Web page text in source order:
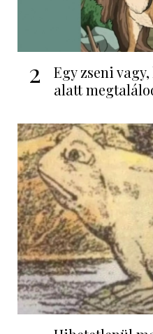
2
Egy zseni
alatt